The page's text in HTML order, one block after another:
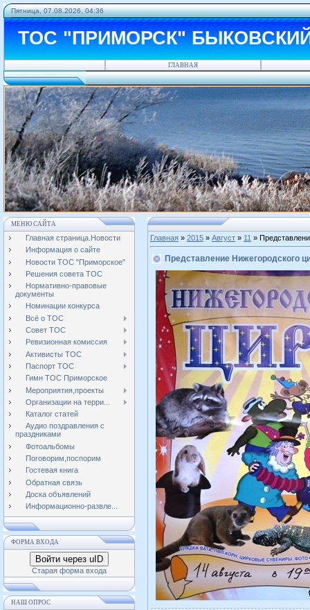
Пятница, 07.08.2026, 04:36
ТОС "ПРИМОРСК"
ГЛАВНАЯ
МЕНЮ САЙТА
Главная страница.Новости
Информация о сайте
Новости ТОС "Приморское"
Решения совета ТОС
Нормативно-правовые
документы
Номинации конкурса
Всё о ТОС
Совет ТОС
Ревизионная комиссия
Активисты ТОС
Паспорт ТОС
Гимн ТОС Приморское
Мероприятия,проекты
Организации на терри...
Каталог статей
Аудио поздравления с
праздниками
Фотоальбомы
Поговорим,поспорим
Гостевая книга
Обратная связь
Доска объявлений
Информационно-развле...
ФОРМА ВХОДА
Войти через uID
Старая форма входа
НАШ ОПРОС
Главная » 2015 » Август » 11 »
Представление Нижегородского